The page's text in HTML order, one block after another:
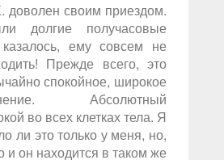
доволен своим приездом.
долгие получасовые
ему совсем не
Прежде всего, это
спокойное, широкое
Абсолютный
во всех клетках тела. Я
ли это только у меня, но,
и он находится в таком же